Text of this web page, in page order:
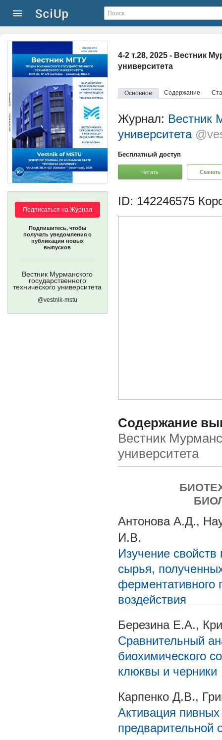
4-2 т.28, 2025 - Вестник
университета
Основное Содержание
Подписаться на Журнал
Подпишитесь, чтобы
получать уведомления о
публикации новых
выпусков
Вестник Мурманского
государственного
технического университета
@vestnik-mstu
Журнал: Вестник
университета
Бесплатный доступ
Читать Скачать
ID: 142246575
Содержание
Вестник
университета
Антонова А.Д.,
И.В.
Изучение свойств
сырья,
ферментативного
воздействия
Березина Е.А.,
Сравнительный
биохимического
клюквы и черники
Карпенко Д.В.,
Активация
предварительной